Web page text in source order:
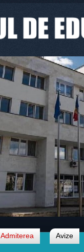
Admiterea Avize